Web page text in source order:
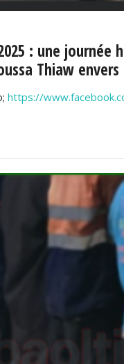
: une journée
Thiaw
https://